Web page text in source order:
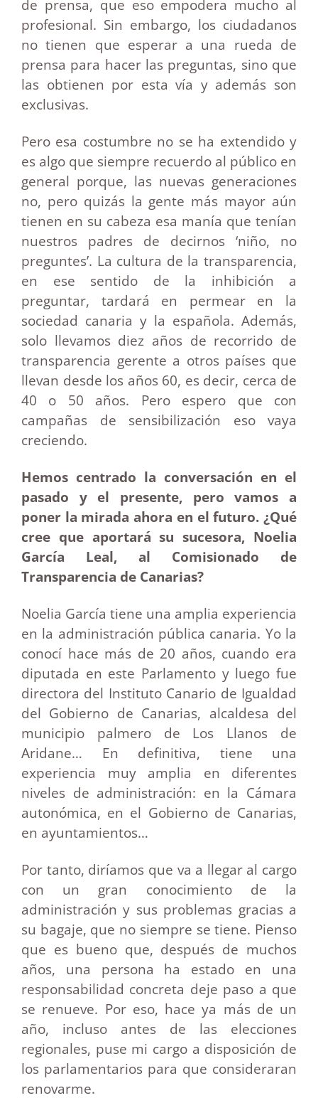
de prensa, que eso empodera mucho al
profesional. Sin embargo, los ciudadanos
no tienen que esperar a una rueda de
prensa para hacer las preguntas, sino que
las obtienen por esta vía y además son
exclusivas.
Pero esa costumbre no se ha extendido y
es algo que siempre recuerdo al público en
general porque, las nuevas generaciones
no, pero quizás la gente más mayor aún
tienen en su cabeza esa manía que tenían
nuestros padres de decirnos ‘niño, no
preguntes’. La cultura de la transparencia,
en ese sentido de la inhibición a
preguntar, tardará en permear en la
sociedad canaria y la española. Además,
solo llevamos diez años de recorrido de
transparencia gerente a otros países que
llevan desde los años 60, es decir, cerca de
40 o 50 años. Pero espero que con
campañas de sensibilización eso vaya
creciendo.
Hemos centrado la conversación en el
pasado y el presente, pero vamos a
poner la mirada ahora en el futuro. ¿Qué
cree que aportará su sucesora, Noelia
García Leal, al Comisionado de
Transparencia de Canarias?
Noelia García tiene una amplia experiencia
en la administración pública canaria. Yo la
conocí hace más de 20 años, cuando era
diputada en este Parlamento y luego fue
directora del Instituto Canario de Igualdad
del Gobierno de Canarias, alcaldesa del
municipio palmero de Los Llanos de
Aridane… En definitiva, tiene una
experiencia muy amplia en diferentes
niveles de administración: en la Cámara
autonómica, en el Gobierno de Canarias,
en ayuntamientos…
Por tanto, diríamos que va a llegar al cargo
con un gran conocimiento de la
administración y sus problemas gracias a
su bagaje, que no siempre se tiene. Pienso
que es bueno que, después de muchos
años, una persona ha estado en una
responsabilidad concreta deje paso a que
se renueve. Por eso, hace ya más de un
año, incluso antes de las elecciones
regionales, puse mi cargo a disposición de
los parlamentarios para que consideraran
renovarme.